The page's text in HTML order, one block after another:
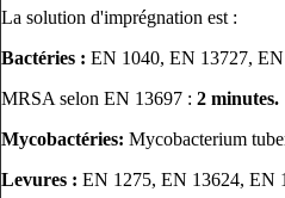
La solution d'imprégnation est :
Bactéries : EN 1040, EN 13727,
MRSA selon EN 13697 : 2 minutes.
Mycobactéries: Mycobacterium
Levures : EN 1275, EN 13624, EN